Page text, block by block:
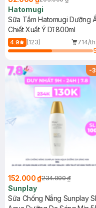
Hatomugi
Sữa Tắm Hatomugi Dưỡng
Chiết Xuất Ý Dĩ 800ml
4.9 (123)
714/
-
152.000 ₫234.000 ₫
Sunplay
Sữa Chống Nắng Sunplay